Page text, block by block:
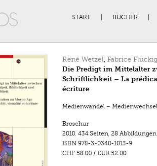
START BÜCHER
René Wetzel, Fabrice
Die Predigt im Mittelalter
Schriftlichkeit – La
écriture
Medienwandel –
Broschur
2010. 434 Seiten, 28
ISBN 978-3-0340-1013-9
CHF 58.00/ EUR 52.00